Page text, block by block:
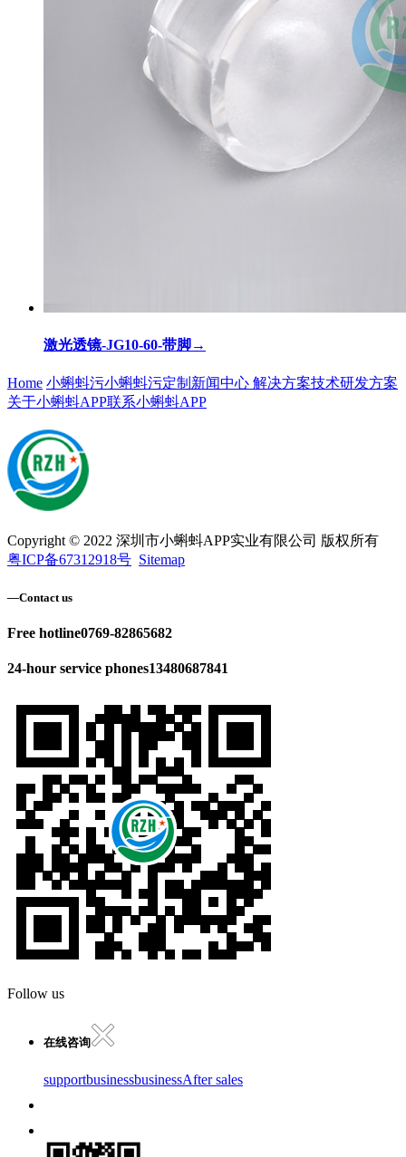
激光透镜-JG10-60-带脚→
Home 小蝌蚪污小蝌蚪污定制 新闻中心 解决方案技术研发方案
关于小蝌蚪APP联系小蝌蚪APP
Copyright © 2022 深圳市小蝌蚪APP实业有限公司 版权所有
粤ICP备67312918号 Sitemap
—Contact us
Free hotline0769-82865682
24-hour service phones13480687841
Follow us
在线咨询
supportbusinessbusinessAfter sales